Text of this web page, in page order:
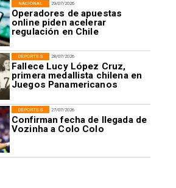
29/07/2026
Operadores de apuestas
online piden acelerar
regulación en Chile
NACIONAL
28/07/2026
Fallece Lucy López Cruz,
primera medallista chilena en
Juegos Panamericanos
DEPORTES
27/07/2026
Confirman fecha de llegada de
Vozinha a Colo Colo
DEPORTES